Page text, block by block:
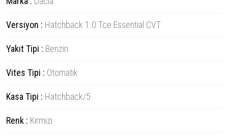
Versiyon : Hatchback 1.0 Tce Essential CVT
Yakıt Tipi : Benzin
Vites Tipi : Otomatik
Kasa Tipi : Hatchback/5
Renk : Kırmızı